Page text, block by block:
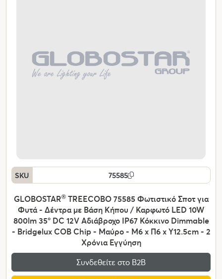
SKU 75585
GLOBOSTAR®TREECOBO 75585 Φωτιστικό Σποτ για
Φυτά - Δέντρα με Βάση Κήπου / Καρφωτό LED 10W
800lm 35° DC 12V Αδιάβροχο IP67 Κόκκινο Dimmable
- Bridgelux COB Chip - Μαύρο - Μ6 x Π6 x Υ12.5cm - 2
Χρόνια Εγγύηση
Συνδεθείτε στο Β2Β